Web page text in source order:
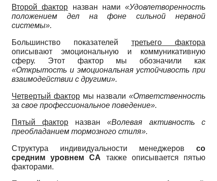
Второй фактор назван нами «Удовлетворенность
положением дел на фоне сильной нервной
системы».
Большинство показателей третьего фактора
описывают эмоциональную и коммуникативную
сферу. Этот фактор мы обозначили как
«Открытость и эмоциональная устойчивость при
взаимодействии с другими».
Четвертый фактормы назвали «Ответственность
за свое профессиональное поведение».
Пятый фактор назван «Волевая активность с
преобладанием тормозного стиля».
Структура индивидуальности менеджеров со
средним уровнем СА также описывается пятью
факторами.